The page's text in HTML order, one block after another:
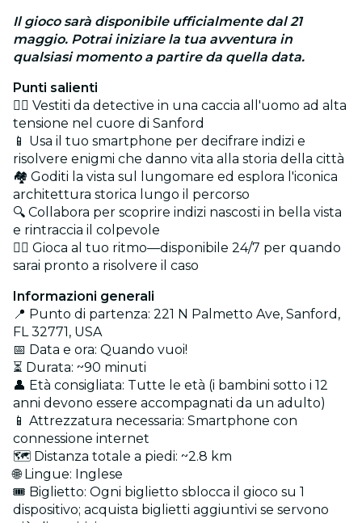
Il gioco sarà disponibile ufficialmente dal 21
maggio. Potrai iniziare la tua avventura in
qualsiasi momento a partire da quella data.
Punti salienti
🕵️‍♂️ Vestiti da detective in una caccia all'uomo ad alta
tensione nel cuore di Sanford
📱 Usa il tuo smartphone per decifrare indizi e
risolvere enigmi che danno vita alla storia della città
🏘️ Goditi la vista sul lungomare ed esplora l'iconica
architettura storica lungo il percorso
🔍 Collabora per scoprire indizi nascosti in bella vista
e rintraccia il colpevole
🚶‍♂️ Gioca al tuo ritmo—disponibile 24/7 per quando
sarai pronto a risolvere il caso
Informazioni generali
📍 Punto di partenza: 221 N Palmetto Ave, Sanford,
FL 32771, USA
📅 Data e ora: Quando vuoi!
⏳ Durata: ~90 minuti
👤 Età consigliata: Tutte le età (i bambini sotto i 12
anni devono essere accompagnati da un adulto)
📱 Attrezzatura necessaria: Smartphone con
connessione internet
🗺️ Distanza totale a piedi: ~2.8 km
🌐 Lingue: Inglese
🎟️ Biglietto: Ogni biglietto sblocca il gioco su 1
dispositivo; acquista biglietti aggiuntivi se servono